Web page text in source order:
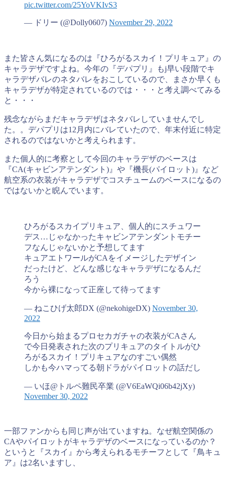
pic.twitter.com/25YoVKIvS3
— ドリー (@Dolly0607) November 29, 2022
また皆さん気になるのは『ひろがるスカイ！プリキュア』の
キャラデザですよね。今年の『デパプリ』もj早い段階でキ
ャラデザバレのネタバレをおこしているので、まさか早くも
キャラデザが特定されているのでは・・・と考え調べてみる
と・・・
残念ながらまだキャラデザはネタバレしていませんでし
た。。デパプリは12月内にバレていたので、年末付近に特定
されるのではないかと考えられます。
また個人的に考察として今回のキャラデザのベースは
『CA(キャビンアテンダント)』や『機長(パイロット)』など
航空系の衣装がキャラデザでコスチュームのベースになるの
ではないかと睨んでいます。
ひろがるスカイプリキュア、個人的にスチュワー
デス…じゃなかったキャビンアテンダントモチー
フなんじゃないかと予想してます
キュアエトワールがCAをイメージしたデザイン
だったけど、どんな感じなキャラデザになるんだ
ろう
今から裸になって正座して待ってます
— ねこひげ太郎DX (@nekohigeDX) November 30,
2022
今日から始まるプロセカガチャの衣装がCAさん
で今日発表された次のプリキュアのタイトルがひ
ろがるスカイ！プリキュアなのすごい偶然
しかも今ハマってる朝ドラがパイロットの話だし
— いほ@トルペ難民卒業 (@V6EaWQi06b42jXy)
November 30, 2022
一部ファンからも同じ声が出ていますね。なぜ航空関係の
CAやパイロットがキャラデザのベースになっているのか？
というと『スカイ』から考えられるモチーフとして『鳥キュ
ア』は2名いますし、